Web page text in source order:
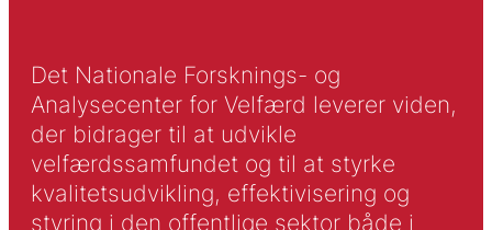
Det Nationale Forsknings- og
Analysecenter for Velfærd leverer viden,
der bidrager til at udvikle
velfærdssamfundet og til at styrke
kvalitetsudvikling, effektivisering og
styring i den offentlige sektor både i